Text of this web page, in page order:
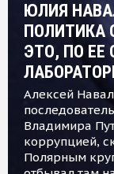
ЮЛИЯ
ПОЛИТИКА
ЭТО, ПО ЕЕ
Алексей
Владимира
коррупцией,
Полярным